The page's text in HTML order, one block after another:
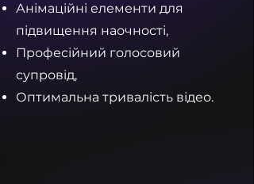
Анімаційні елементи для
підвищення наочності,
Професійний голосовий
супровід,
Оптимальна тривалість відео.